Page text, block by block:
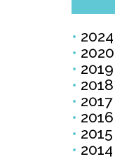
2024
2020
2019
2018
2017
2016
2015
2014